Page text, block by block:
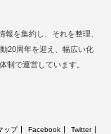
を集約し、それを整理、
20周年を迎え、幅広い化
制で運営しています。
ップ Facebook Twitter